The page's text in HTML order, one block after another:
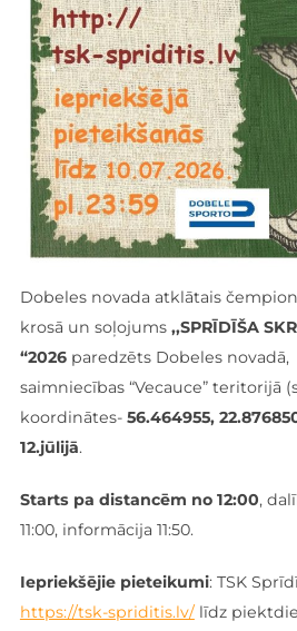
Dobeles novada atklātais
krosā un soļojums ,,SPRĪDĪŠA
“2026paredzēts Dobeles
saimniecības “Vecauce” teritorijā
koordinātes- 56.464955,
12.jūlijā.
Starts pa distancēm no 12:00,
11:00, informācija 11:50.
Iepriekšējie pieteikumi: TSK
https://tsk-spriditis.lv/līdz